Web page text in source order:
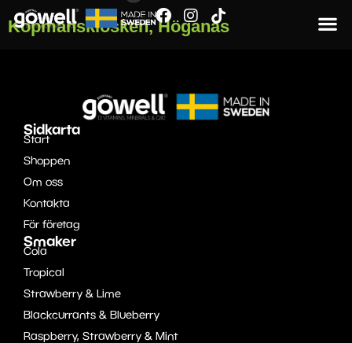
Köpmanskiosken, Höganäs
Sidkarta
Start
Shoppen
Om oss
Kontakta
För företag
Smaker
Cola
Tropical
Strawberry & Lime
Blackcurrants & Blueberry
Raspberry, Strawberry & Mint